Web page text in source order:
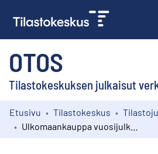
OTOS
Tilastokeskuksen julkaisut
Kokoelmat
Etusivu Tilastokeskus